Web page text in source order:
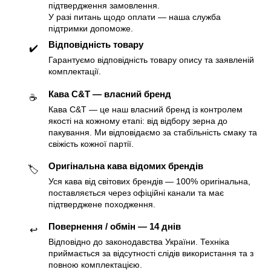
підтвердження замовлення.
У разі питань щодо оплати — наша служба
підтримки допоможе.
✔️ Відповідність товару
Гарантуємо відповідність товару опису та заявленій
комплектації.
☕️ Кава C&T — власний бренд
Кава C&T — це наш власний бренд із контролем
якості на кожному етапі: від відбору зерна до
пакування. Ми відповідаємо за стабільність смаку та
свіжість кожної партії.
🏷 Оригінальна кава відомих брендів
Уся кава від світових брендів — 100% оригінальна,
поставляється через офіційні канали та має
підтверджене походження.
↩️ Повернення / обмін — 14 днів
Відповідно до законодавства України. Техніка
приймається за відсутності слідів використання та з
повною комплектацією.